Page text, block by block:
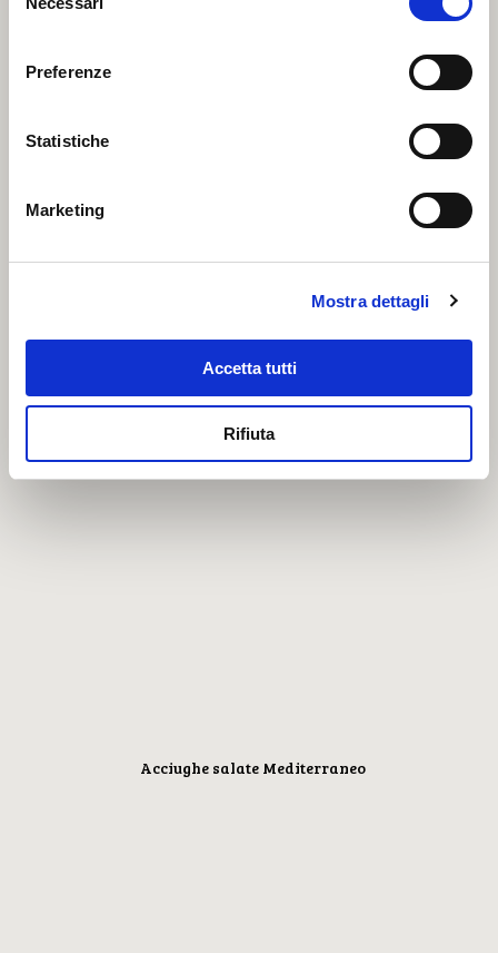
del
Preferenze
Statistiche
Marketing
Mostra dettagli
Accetta tutti
Rifiuta
Ritagli di stoccafisso ammollato
Acciughe salate Mediterraneo